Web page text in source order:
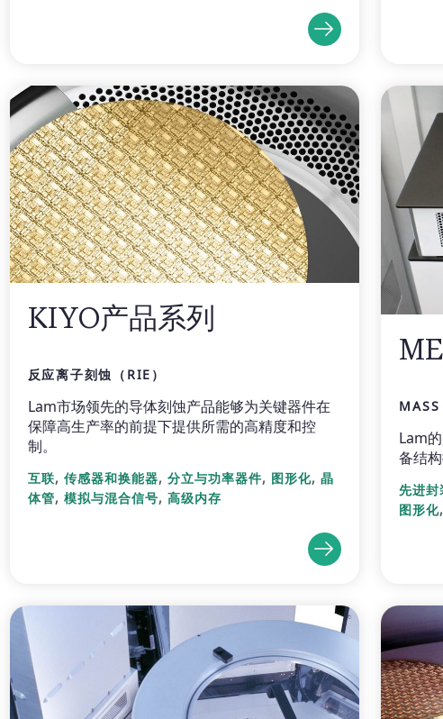
KIYO产品系列
反应离子刻蚀（RIE）
Lam市场领先的导体刻蚀产品能够为关键器件在
保障高生产率的前提下提供所需的高精度和控
制。
互联, 传感器和换能器, 分立与功率器件, 图形化, 晶
体管, 模拟与混合信号, 高级内存
Lam
备结
先进封
图形化